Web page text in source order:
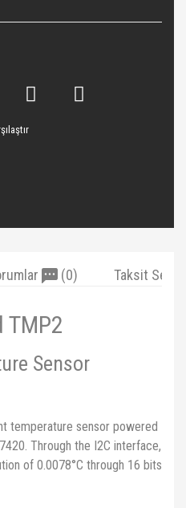
(0) Taksit
TMP2
Sensor
temperature sensor powered
Through the I2C interface,
of 0.0078°C through 16 bits